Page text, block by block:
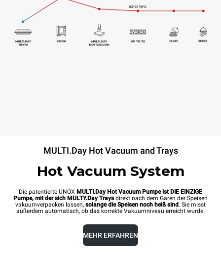
MULTI.Day Hot Vacuum and Trays
Hot Vacuum System
Die patentierte UNOX MULTI.Day Hot Vacuum Pumpe ist DIE EINZIGE
Pumpe, mit der sich MULTY.Day Traysdirekt nach dem Garen der Speisen
vakuumverpacken lassen, solange die Speisen noch heiß sind . Sie misst
außerdem automatisch, ob das korrekte Vakuumniveau erreicht wurde.
MEHR ERFAHREN